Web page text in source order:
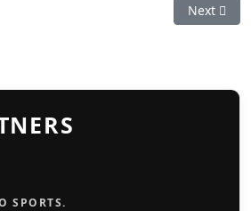
September bei den Stuttgart
Next
Next
SPORTS.